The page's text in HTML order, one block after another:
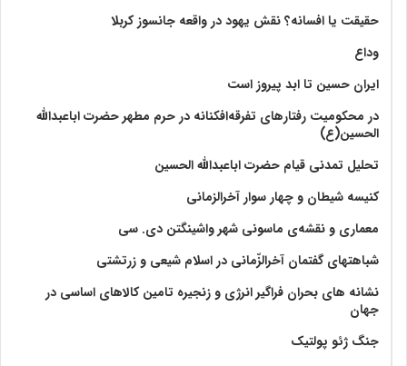
حقیقت یا افسانه؟‌ نقش یهود در واقعه جانسوز کربلا
وداع
ایران حسین تا ابد پیروز است
در محکومیت رفتارهای تفرقه‌افکنانه در حرم مطهر حضرت اباعبدالله
الحسین(ع)
تحلیل تمدنی قیام حضرت اباعبدالله الحسین
کنیسه شیطان و چهار سوار آخرالزمانی
معماری و نقشه‌ی ماسونی شهر واشينگتن دی. سی
شباهتهای گفتمان آخر‌الزّمانی در اسلام شیعی و زرتشتی
نشانه های بحران فراگیر انرژی و زنجیره تامین کالاهای اساسی در
جهان
جنگ ژئو پولتیک